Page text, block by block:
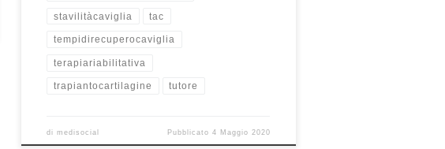
stavilitàcaviglia tac
tempidirecuperocaviglia
terapiariabilitativa
trapiantocartilagine tutore
dimedisocial Pubblicato 4 Maggio 2020